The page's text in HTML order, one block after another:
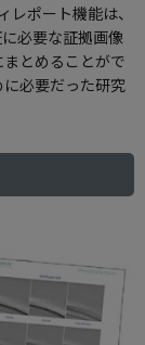
レポート機能は、
必要な証拠画像
とめることがで
必要だった研究